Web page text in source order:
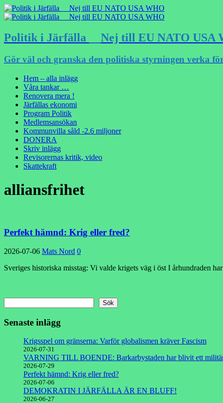
Politik i Järfälla __Nej till EU NATO USA
Gör väl och granska den politiska styrningen verka
Hem – alla inlägg
Våra tankar …
Renovera mera !
Järfällas ekonomi
Program Politik
Medlemsansökan
Kommunvilla såld -2.6 miljoner
DONERA
Skriv inlägg
Revisorernas kritik, video
Skattekraft
alliansfrihet
Perfekt hämnd: Krig eller fred?
2026-07-06 Mats Nord 0
Sveriges historiska misstag: Vi valde krigets väg i öst I århundraden
Sök
Senaste inlägg
Krigsspel om gränserna: Varför globalismen kräver Fascism
2026-07-31
VARNING TILL BOENDE: Barkarbystaden har blivit ett
2026-07-29
Perfekt hämnd: Krig eller fred?
2026-07-06
DEMOKRATIN I JÄRFÄLLA ÄR EN BLUFF!
2026-06-27